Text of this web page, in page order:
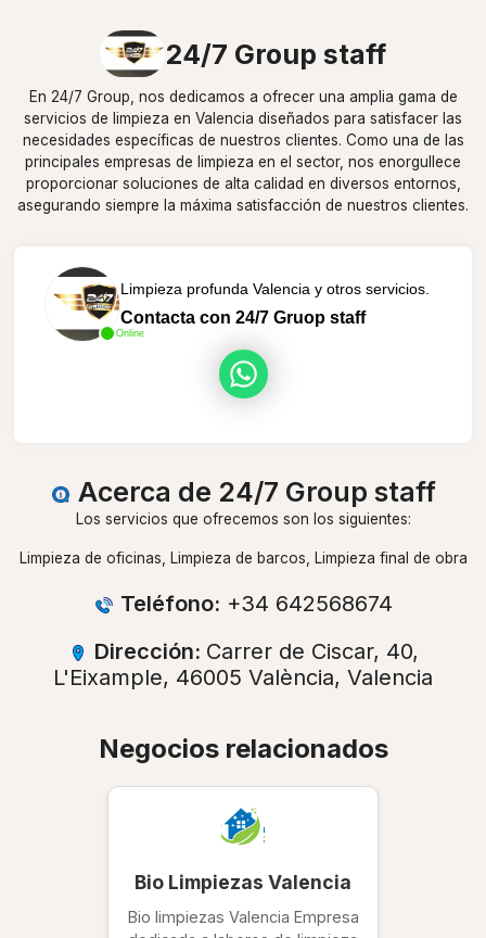
24/7 Group staff
En 24/7 Group, nos dedicamos a ofrecer una amplia gama de
servicios de limpieza en Valencia diseñados para satisfacer las
necesidades específicas de nuestros clientes. Como una de las
principales empresas de limpieza en el sector, nos enorgullece
proporcionar soluciones de alta calidad en diversos entornos,
asegurando siempre la máxima satisfacción de nuestros clientes.
Online
Limpieza profunda Valencia y otros servicios.
Contacta con 24/7 Gruop staff
Acerca de 24/7 Group staff
Los servicios que ofrecemos son los siguientes:
Limpieza de oficinas, Limpieza de barcos, Limpieza final de obra
Teléfono: +34 642568674
Dirección: Carrer de Ciscar, 40,
L'Eixample, 46005 València, Valencia
Negocios relacionados
Bio Limpiezas Valencia
Bio limpiezas Valencia Empresa